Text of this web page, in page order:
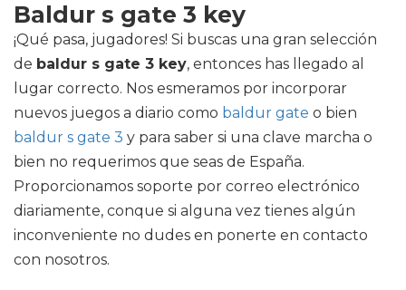
Baldur s gate 3 key
¡Qué pasa, jugadores! Si buscas una gran selección
de baldur s gate 3 key, entonces has llegado al
lugar correcto. Nos esmeramos por incorporar
nuevos juegos a diario como baldur gate o bien
baldur s gate 3 y para saber si una clave marcha o
bien no requerimos que seas de España.
Proporcionamos soporte por correo electrónico
diariamente, conque si alguna vez tienes algún
inconveniente no dudes en ponerte en contacto
con nosotros.